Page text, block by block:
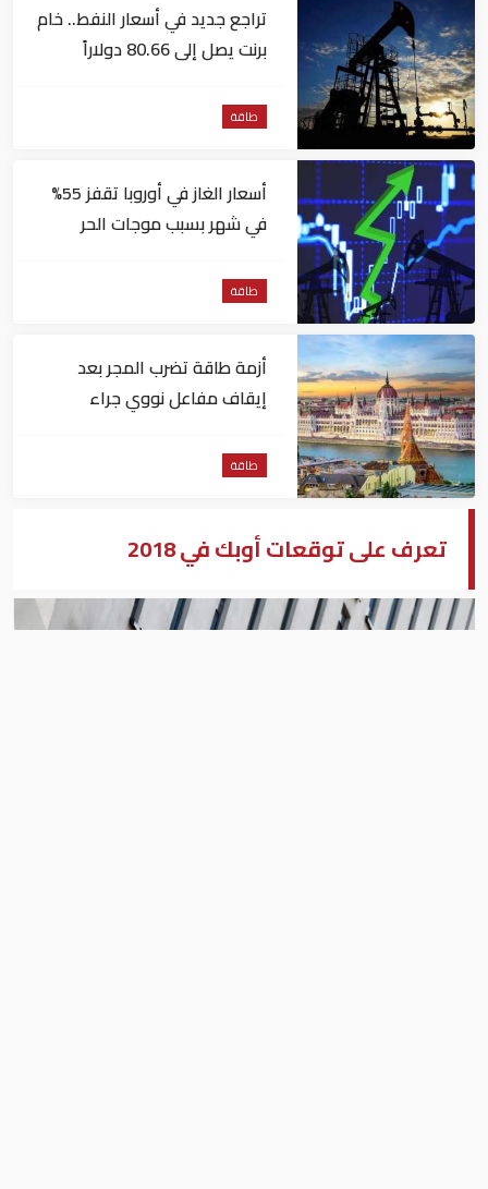
تراجع جديد في أسعار النفط.. خام
برنت يصل إلى 80.66 دولاراً
طاقة
أسعار الغاز في أوروبا تقفز 55%
في شهر بسبب موجات الحر
طاقة
أزمة طاقة تضرب المجر بعد
إيقاف مفاعل نووي جراء
طاقة
تعرف على توقعات أوبك في 2018